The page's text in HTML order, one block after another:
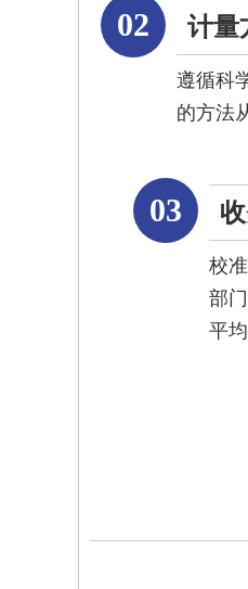
02 计量
遵循科
的方法
03
校
部
平